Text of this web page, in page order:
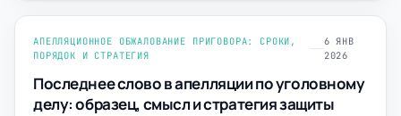
АПЕЛЛЯЦИОННОЕ ОБЖАЛОВАНИЕ ПРИГОВОРА: СРОКИ,
ПОРЯДОК И СТРАТЕГИЯ
6 ЯНВ
2026
Последнее слово в апелляции по уголовному
делу: образец, смысл и стратегия защиты